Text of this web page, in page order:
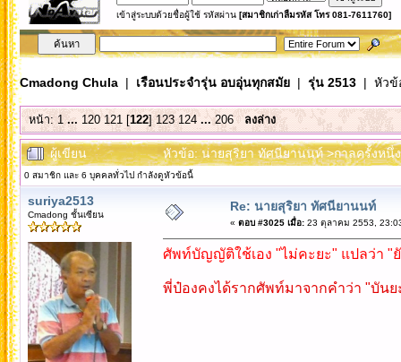
เข้าสู่ระบบด้วยชื่อผู้ใช้ รหัสผ่าน [สมาชิกเก่าลืมรหัส โทร 081-7611760]
Cmadong Chula| เรือนประจำรุ่น อบอุ่นทุกสมัย| รุ่น 2513| หัวข้
หน้า:1 ... 120 121 [122]123 124 ...206 ลงล่าง
ผู้เขียน หัวข้อ: นายสุริยา ทัศนียานนท์ >กาลครั้งหนึ่
0 สมาชิก และ 6 บุคคลทั่วไป กำลังดูหัวข้อนี้
suriya2513
Cmadong ชั้นเซียน
Re: นายสุริยา ทัศนียานนท์
« ตอบ #3025 เมื่อ:23 ตุลาคม 2553,
ศัพท์บัญญัติใช้เอง "ไม่คะยะ" แปลว่า "ยั
พี่ป๋องคงได้รากศัพท์มาจากคำว่า "บันย